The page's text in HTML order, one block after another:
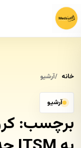
خانه آرشیو
آرشیو
برچسب: